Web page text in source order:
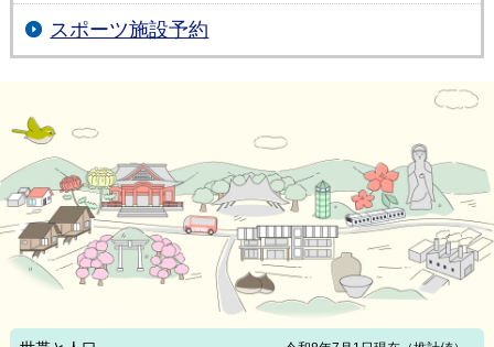
スポーツ施設予約